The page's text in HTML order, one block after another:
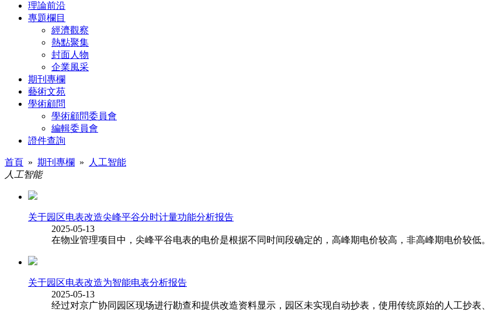
理論前沿
專題欄目
經濟觀察
熱點聚集
封面人物
企業風采
期刊專欄
藝術文苑
學術顧問
學術顧問委員會
編輯委員會
證件查詢
首頁 » 期刊專欄 »
人工智能
人工智能
关于园区电表改造尖峰平谷分时计量功能分析报告
2025-05-13
在物业管理项目中，尖峰平谷电表的电价是根据不同时间段确定的，高峰期电价较高，非高峰期电价较
关于园区电表改造为智能电表分析报告
2025-05-13
经过对京广协同园区现场进行勘查和提供改造资料显示，园区未实现自动抄表，使用传统原始的人工抄